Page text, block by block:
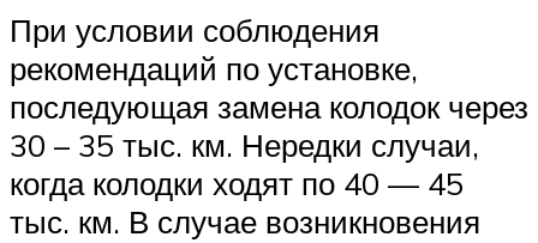
При условии соблюдения
рекомендаций по установке,
последующая замена колодок через
30 – 35 тыс. км. Нередки случаи,
когда колодки ходят по 40 — 45
тыс. км. В случае возникновения